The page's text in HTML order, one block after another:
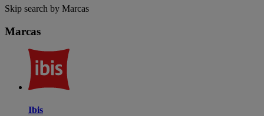
Skip search by Marcas
Marcas
Ibis